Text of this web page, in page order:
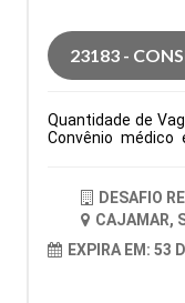
23183 -
Quantidade de
Convênio
up, negociações,
e whatsapp,
contratação: CLT
Atuação:
Formação
DESAFIO
CAJAMAR,
EXPIRA EM: 53